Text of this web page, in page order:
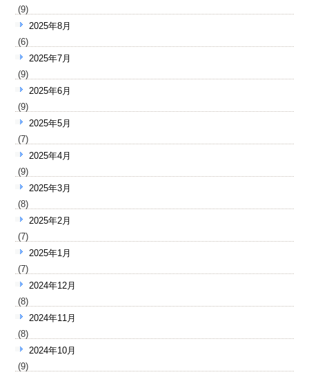
(9)
2025年8月
(6)
2025年7月
(9)
2025年6月
(9)
2025年5月
(7)
2025年4月
(9)
2025年3月
(8)
2025年2月
(7)
2025年1月
(7)
2024年12月
(8)
2024年11月
(8)
2024年10月
(9)